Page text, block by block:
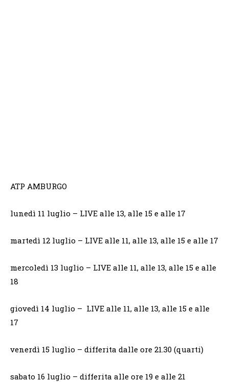
ATP AMBURGO
lunedì 11 luglio – LIVE alle 13, alle 15 e alle 17
martedì 12 luglio – LIVE alle 11, alle 13, alle 15 e alle 17
mercoledì 13 luglio – LIVE alle 11, alle 13, alle 15 e alle
18
giovedì 14 luglio – LIVE alle 11, alle 13, alle 15 e alle
17
venerdì 15 luglio – differita dalle ore 21.30 (quarti)
sabato 16 luglio – differita alle ore 19 e alle 21